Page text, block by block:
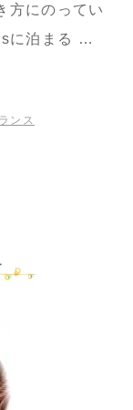
方にのってい
に泊まる …
ンス